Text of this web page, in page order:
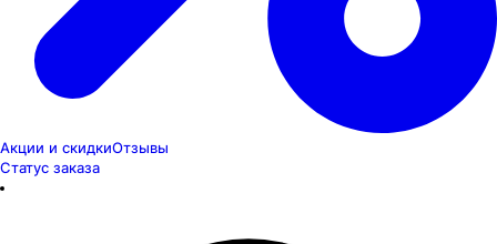
Акции и скидкиОтзывы
Статус заказа